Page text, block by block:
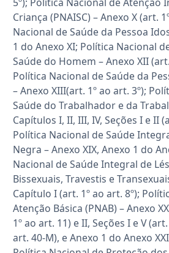
Criança (PNAISC) – Anexo X (art.
Nacional de Saúde da Pessoa
1 do Anexo XI; Política Nacional
Saúde do Homem – Anexo XII
Política Nacional de Saúde da
– Anexo XIII(art. 1º ao art. 3º);
Saúde do Trabalhador e da
Capítulos I, II, III, IV, Seções I e II
Política Nacional de Saúde
Negra – Anexo XIX, Anexo 1 do
Nacional de Saúde Integral de
Bissexuais, Travestis e
Capítulo I (art. 1º ao art. 8º);
Atenção Básica (PNAB) – Anexo
1º ao art. 11) e II, Seções I e V
art. 40-M), e Anexo 1 do Anexo